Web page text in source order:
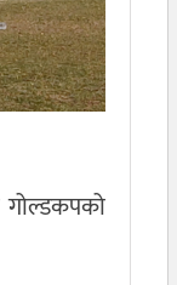
गोल्डकपको